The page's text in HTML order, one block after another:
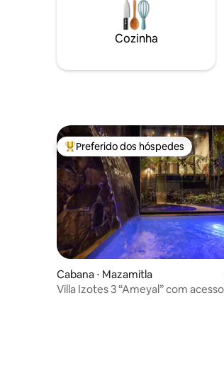
para estadias longas, você
sentirá em casa
Cozinha
Entre os melhores preferidos dos
Preferido dos hóspedes
Cabana ⋅ Mazamitla
Villa Izotes 3 “Ameyal” com